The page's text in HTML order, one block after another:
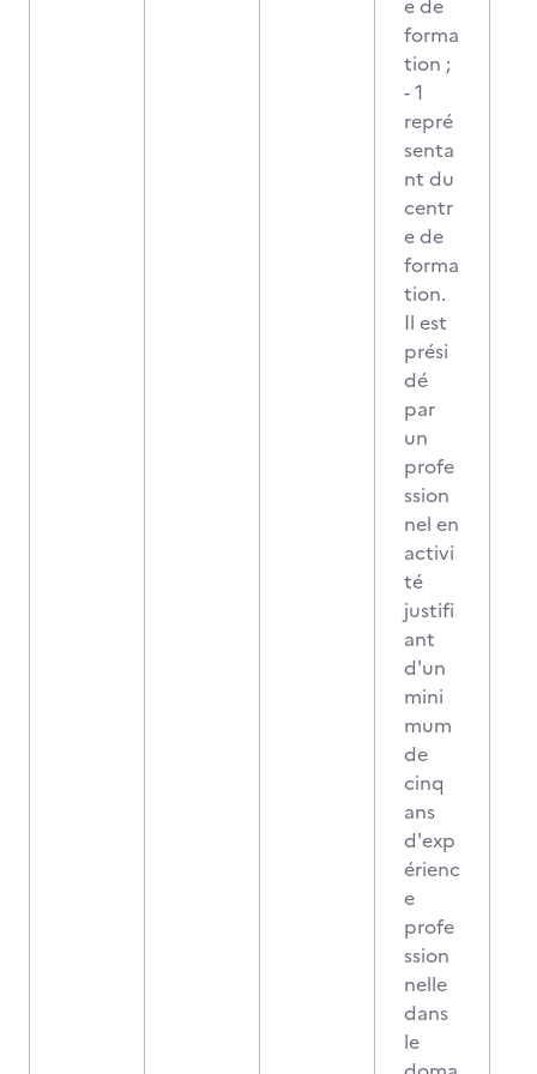
e de
forma
tion ;
- 1
repré
senta
nt du
centr
e de
forma
tion.
Il est
prési
dé
par
un
profe
ssion
nel en
activi
té
justifi
ant
d'un
mini
mum
de
cinq
ans
d'exp
érienc
e
profe
ssion
nelle
dans
le